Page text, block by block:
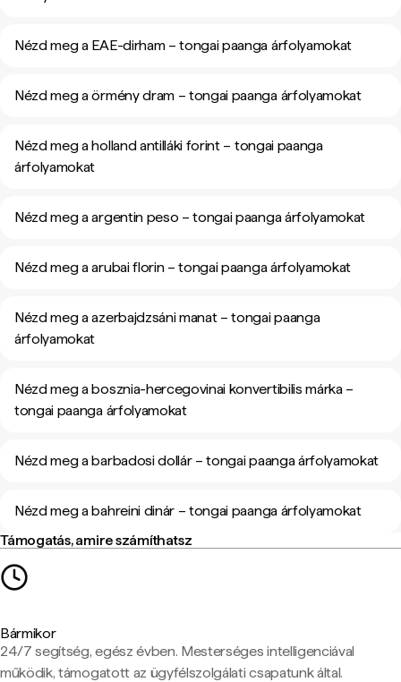
Nézd meg a EAE-dirham – tongai paanga árfolyamokat
Nézd meg a örmény dram – tongai paanga árfolyamokat
Nézd meg a holland antilláki forint – tongai paanga
árfolyamokat
Nézd meg a argentin peso – tongai paanga árfolyamokat
Nézd meg a arubai florin – tongai paanga árfolyamokat
Nézd meg a azerbajdzsáni manat – tongai paanga
árfolyamokat
Nézd meg a bosznia-hercegovinai konvertibilis márka –
tongai paanga árfolyamokat
Nézd meg a barbadosi dollár – tongai paanga árfolyamokat
Nézd meg a bahreini dinár – tongai paanga árfolyamokat
Támogatás, amire számíthatsz
Bármikor
24/7 segítség, egész évben. Mesterséges intelligenciával
működik, támogatott az ügyfélszolgálati csapatunk által.